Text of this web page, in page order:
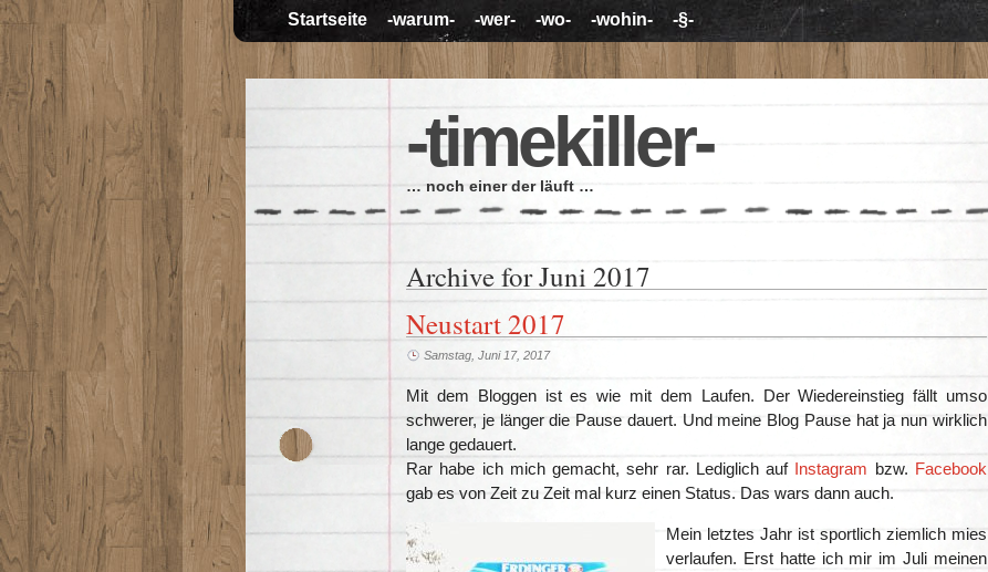
Startseite -warum- -wer- -wo- -wohin- -§-
-timekiller-
… noch einer der läuft …
Archive for Juni 2017
Neustart 2017
Samstag, Juni 17, 2017
Mit dem Bloggen ist es wie mit dem Laufen. Der Wiedereinstieg fällt umso
schwerer, je länger die Pause dauert. Und meine Blog Pause hat ja nun wirklich
lange gedauert.
Rar habe ich mich gemacht, sehr rar. Lediglich auf Instagram bzw. Facebook
gab es von Zeit zu Zeit mal kurz einen Status. Das wars dann auch.
Mein letztes Jahr ist sportlich ziemlich mies
verlaufen. Erst hatte ich mir im Juli meinen